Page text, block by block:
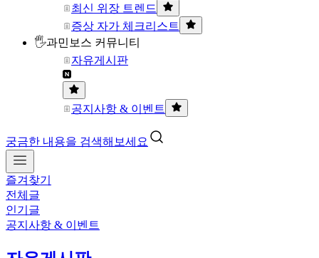
최신 위장 트렌드
증상 자가 체크리스트
🖐과민보스 커뮤니티
자유게시판
공지사항 & 이벤트
궁금한 내용을 검색해보세요
즐겨찾기
전체글
인기글
공지사항 & 이벤트